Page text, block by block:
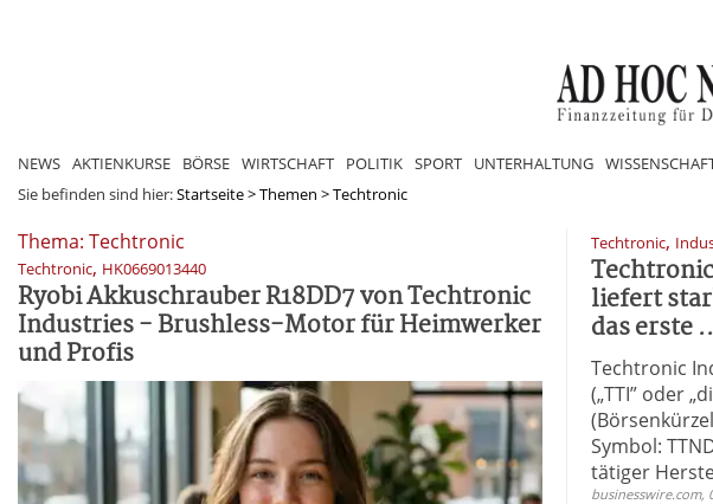
NEWS AKTIENKURSE BÖRSE WIRTSCHAFT POLITIK SPORT UNTERHALTUNG
Sie befinden sind hier:Startseite>Themen >Techtronic
Thema: Techtronic
Techtronic, HK0669013440
Ryobi Akkuschrauber R18DD7 von Techtronic
Industries - Brushless-Motor für Heimwerker
und Profis
Techtronic,
liefert
das erste
Techtronic
(„TTI” oder
Symbol:
tätiger
businesswire.com,